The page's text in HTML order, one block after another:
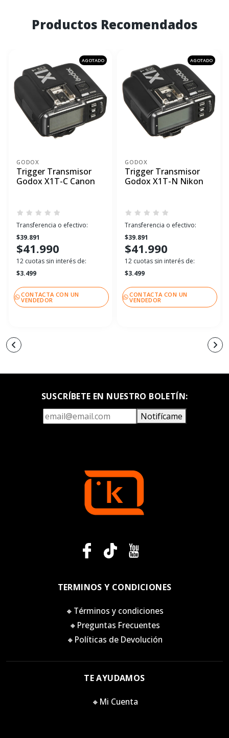
Productos Recomendados
AGOTADO
GODOX
Trigger Transmisor
Godox X1T-C Canon
Transferencia o efectivo:
$39.891
$41.990
12 cuotas sin interés de:
$3.499
CONTACTA CON UN
VENDEDOR
AGOTADO
GODOX
Trigger Transmisor
Godox X1T-N Nikon
Transferencia o efectivo:
$39.891
$41.990
12 cuotas sin interés de:
$3.499
CONTACTA CON UN
VENDEDOR
SUSCRÍBETE EN NUESTRO BOLETÍN:
Notifícame
TERMINOS Y CONDICIONES
🔸Términos y condiciones
🔸Preguntas Frecuentes
🔸Políticas de Devolución
TE AYUDAMOS
🔸Mi Cuenta